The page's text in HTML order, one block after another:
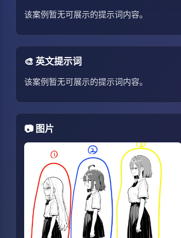
该案例暂无可展示的提示词内容。
🎨 英文提示词
该案例暂无可展示的提示词内容。
📷 图片